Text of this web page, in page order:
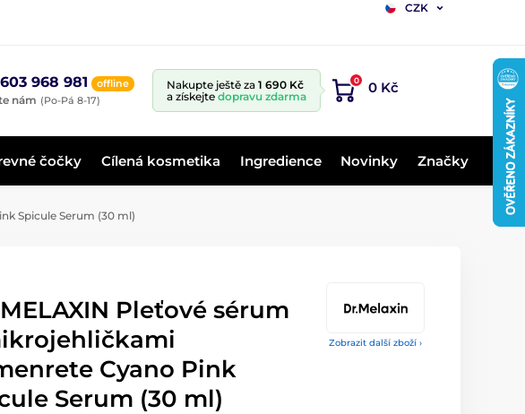
CZK
968 981 offline
nám (Po-Pá 8-17)
Nakupte ještě za 1 690 Kč
a získejte dopravu zdarma
0 0 Kč
čočky Cílená kosmetika Ingredience Novinky Značky
Spicule Serum (30 ml)
Zobrazit další zboží ›
Pleťové sérum
Cyano Pink
Serum (30 ml)